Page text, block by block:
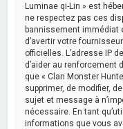
Luminae qi-Lin » est
ne respectez pas ces
bannissement immédiat
d’avertir votre
officielles. L’adresse IP
d’aider au
que « Clan Monster
supprimer, de modifier,
sujet et message à
nécessaire. En tant
informations que vous